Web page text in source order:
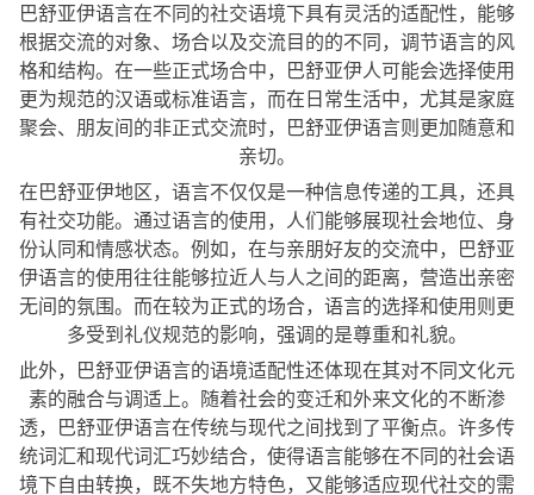
巴舒亚伊语言在不同的社交语境下具有灵活的适配性，能够
根据交流的对象、场合以及交流目的的不同，调节语言的风
格和结构。在一些正式场合中，巴舒亚伊人可能会选择使用
更为规范的汉语或标准语言，而在日常生活中，尤其是家庭
聚会、朋友间的非正式交流时，巴舒亚伊语言则更加随意和
亲切。
在巴舒亚伊地区，语言不仅仅是一种信息传递的工具，还具
有社交功能。通过语言的使用，人们能够展现社会地位、身
份认同和情感状态。例如，在与亲朋好友的交流中，巴舒亚
伊语言的使用往往能够拉近人与人之间的距离，营造出亲密
无间的氛围。而在较为正式的场合，语言的选择和使用则更
多受到礼仪规范的影响，强调的是尊重和礼貌。
此外，巴舒亚伊语言的语境适配性还体现在其对不同文化元
素的融合与调适上。随着社会的变迁和外来文化的不断渗
透，巴舒亚伊语言在传统与现代之间找到了平衡点。许多传
统词汇和现代词汇巧妙结合，使得语言能够在不同的社会语
境下自由转换，既不失地方特色，又能够适应现代社交的需